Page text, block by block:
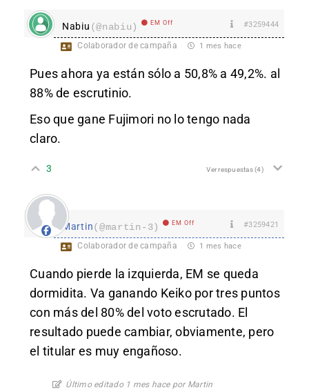
Nabiu (@nabiu) EM Off #3259444
Colaborador de campaña 1 mes hace
Pues ahora ya están sólo a 50,8% a 49,2%. al
88% de escrutinio.
Eso que gane Fujimori no lo tengo nada
claro.
3 Ver respuestas(4)
Martin(@martin-3) EM Off #3259421
Colaborador de campaña 1 mes hace
Cuando pierde la izquierda, EM se queda
dormidita. Va ganando Keiko por tres puntos
con más del 80% del voto escrutado. El
resultado puede cambiar, obviamente, pero
el titular es muy engañoso.
Último editado 1 mes hace por Martin